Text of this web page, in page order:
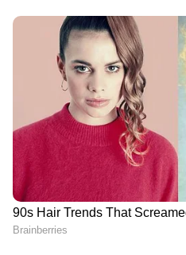
കുറിച്ചു.
DOWNLOAD APP